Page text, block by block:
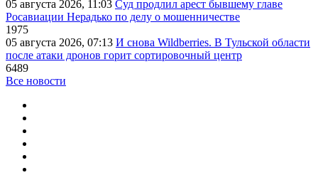
05 августа 2026, 11:03 Суд продлил арест бывшему главе
Росавиации Нерадько по делу о мошенничестве
1975
05 августа 2026, 07:13 И снова Wildberries. В Тульской области
после атаки дронов горит сортировочный центр
6489
Все новости